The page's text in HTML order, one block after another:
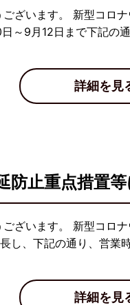
ざいます。 新型コロ
～9月12日まで下記の
詳細を見
防止重点措置
ざいます。 新型コロ
し、下記の通り、営業
詳細を見